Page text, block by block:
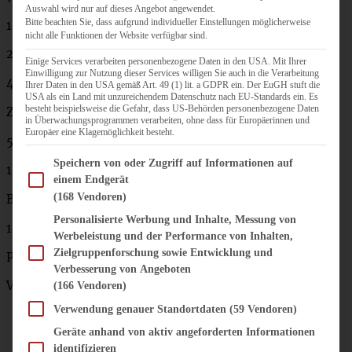
1 Prise Salz
250 g altbackene Brötchen
4 große Äpfel (ca. 500 g)
Zimtzucker
50 g Mandelsplitter (nach Belieben)
100 g Rosinen (nach Belieben)
Butterflöckchen
1 Handvoll Mandelplättchen
Puderzucker
Vanillesauce
Auswahl wird nur auf dieses Angebot angewendet.
Bitte beachten Sie, dass aufgrund individueller Einstellungen möglicherweise
nicht alle Funktionen der Website verfügbar sind.
Einige Services verarbeiten personenbezogene Daten in den USA. Mit Ihrer
Einwilligung zur Nutzung dieser Services willigen Sie auch in die Verarbeitung
Ihrer Daten in den USA gemäß Art. 49 (1) lit. a GDPR ein. Der EuGH stuft die
USA als ein Land mit unzureichendem Datenschutz nach EU-Standards ein. Es
besteht beispielsweise die Gefahr, dass US-Behörden personenbezogene Daten
in Überwachungsprogrammen verarbeiten, ohne dass für Europäerinnen und
Europäer eine Klagemöglichkeit besteht.
Im Folgenden finden Sie eine Liste der Zwecke des IAB Transparency and Consent
Speichern von oder Zugriff auf Informationen auf
einem Endgerät
(168 Vendoren)
Personalisierte Werbung und Inhalte, Messung von
Werbeleistung und der Performance von Inhalten,
Zielgruppenforschung sowie Entwicklung und
Verbesserung von Angeboten
(166 Vendoren)
Verwendung genauer Standortdaten (59 Vendoren)
Geräte anhand von aktiv angeforderten Informationen
identifizieren